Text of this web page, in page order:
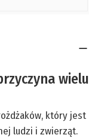
wielu
który jest
ludzi i zwierząt.